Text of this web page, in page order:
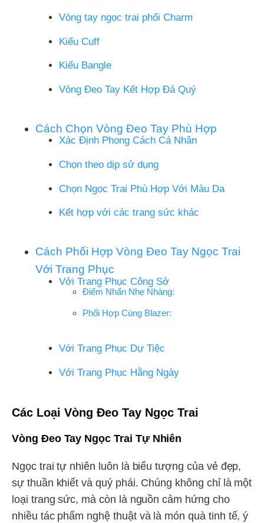
Vòng tay ngọc trai phối Charm
Kiểu Cuff
Kiểu Bangle
Vòng Đeo Tay Kết Hợp Đá Quý
Cách Chọn Vòng Đeo Tay Phù Hợp
Xác Định Phong Cách Cá Nhân
Chọn theo dịp sử dụng
Chọn Ngọc Trai Phù Hợp Với Màu Da
Kết hợp với các trang sức khác
Cách Phối Hợp Vòng Đeo Tay Ngọc Trai
Với Trang Phục
Với Trang Phục Công Sở
Điểm Nhấn Nhẹ Nhàng:
Phối Hợp Cùng Blazer:
Với Trang Phục Dự Tiệc
Với Trang Phục Hằng Ngày
Các Loại Vòng Đeo Tay Ngọc Trai
Vòng Đeo Tay Ngọc Trai Tự Nhiên
Ngọc trai tự nhiên luôn là biểu tượng của vẻ đẹp,
sự thuần khiết và quý phái. Chúng không chỉ là một
loại trang sức, mà còn là nguồn cảm hứng cho
nhiều tác phẩm nghệ thuật và là món quà tinh tế, ý